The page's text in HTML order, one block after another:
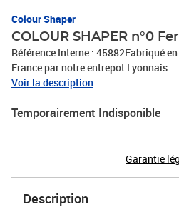
Colour Shaper
COLOUR SHAPER n°0
Référence Interne : 45882Fabriqué
France par notre entrepot Lyonnais
Voir la description
Temporairement Indisponible
Garantie
Description